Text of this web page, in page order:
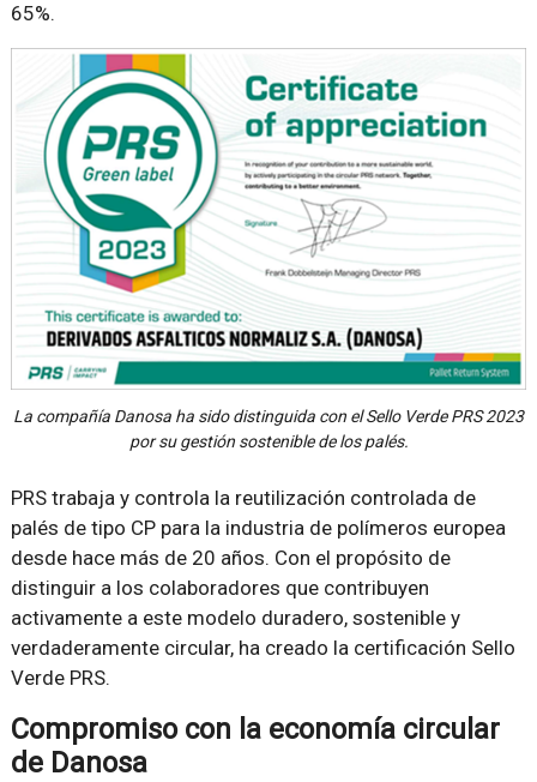
65%.
La compañía Danosa ha sido distinguida con el Sello Verde PRS 2023
por su gestión sostenible de los palés.
PRS trabaja y controla la reutilización controlada de
palés de tipo CP para la industria de polímeros europea
desde hace más de 20 años. Con el propósito de
distinguir a los colaboradores que contribuyen
activamente a este modelo duradero, sostenible y
verdaderamente circular, ha creado la certificación Sello
Verde PRS.
Compromiso con la economía circular
de Danosa